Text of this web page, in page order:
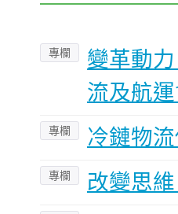
專欄
變革動
流及航
專欄 冷鏈物
專欄 改變思